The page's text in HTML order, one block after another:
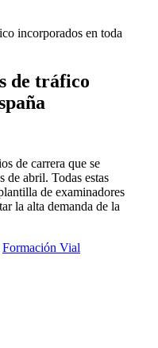
incorporados en toda
de tráfico
de carrera que se
de abril. Todas estas
de examinadores
la alta demanda de la
Formación Vial